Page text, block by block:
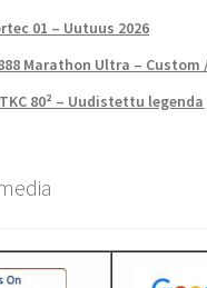
01 – Uutuus 2026
Marathon Ultra – Custom
80² – Uudistettu legenda